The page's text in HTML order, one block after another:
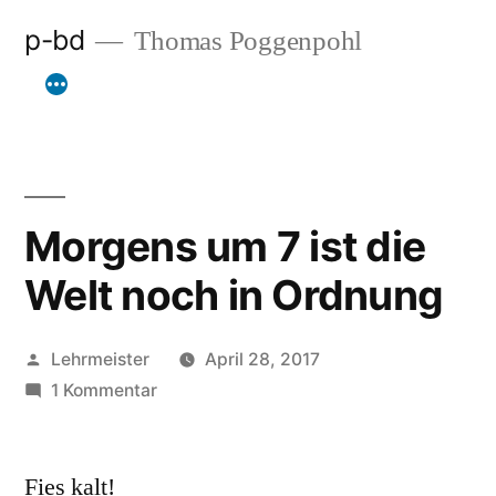
Inhalt
p-bd Thomas Poggenpohl
Morgens um 7 ist die
Welt noch in Ordnung
Veröffentlicht
von
Lehrmeister
April 28, 2017
1 Kommentarzu
Fies kalt!